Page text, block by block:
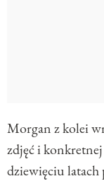
Morgan z kolei
zdjęć i konkretnej
dziewięciu latach